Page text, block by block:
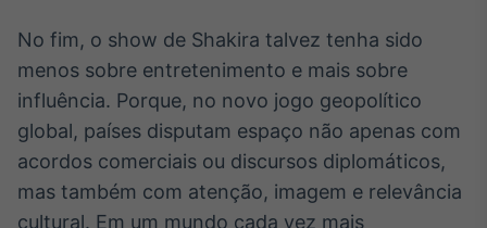
No fim, o show de Shakira talvez tenha sido
menos sobre entretenimento e mais sobre
influência. Porque, no novo jogo geopolítico
global, países disputam espaço não apenas com
acordos comerciais ou discursos diplomáticos,
mas também com atenção, imagem e relevância
cultural. Em um mundo cada vez mais